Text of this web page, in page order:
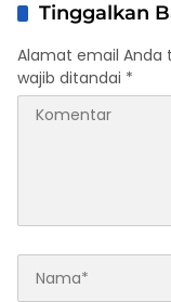
Tinggalkan
Alamat email Anda
wajib ditandai *